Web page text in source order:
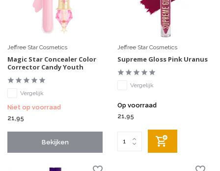
Jeffree Star Cosmetics
Magic Star Concealer Color
Corrector Candy Youth
Vergelijk
Niet op voorraad
21,95
Bekijken
Jeffree Star Cosmetics
Supreme Gloss Pink Uranus
Vergelijk
Op voorraad
21,95